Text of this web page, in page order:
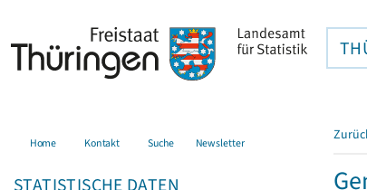
Home Kontakt Suche Newsletter
STATISTISCHE DATEN